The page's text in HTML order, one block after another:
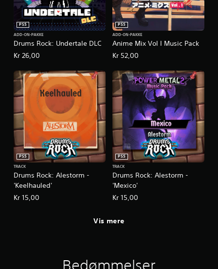
Drums Rock: Undertale DLC
PS5
ADD-ON-PAKKE
Kr 26,00
Anime Mix Vol I Music Pack
PS5
ADD-ON-PAKKE
Kr 52,00
Drums Rock: Alestorm -
'Keelhauled'
PS5
TRACK
Kr 15,00
Drums Rock: Alestorm -
'Mexico'
PS5
TRACK
Kr 15,00
Vis mere
Bedømmelser